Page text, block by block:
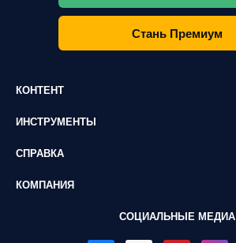
Стань Премиум
КОНТЕНТ
ИНСТРУМЕНТЫ
СПРАВКА
КОМПАНИЯ
СОЦИАЛЬНЫЕ МЕДИА